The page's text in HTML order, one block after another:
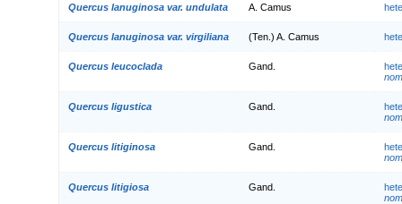
Quercus lanuginosa var. undulata A. Camus
Quercus lanuginosa var. virgiliana (Ten.) A. Camus
Quercus leucoclada Gand.
Quercus ligustica Gand.
Quercus litiginosa Gand.
Quercus litigiosa Gand.